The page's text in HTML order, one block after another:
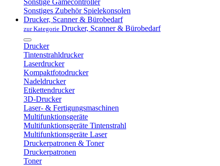
Sonstige Gamecontroller
Sonstiges Zubehör Spielekonsolen
Drucker, Scanner & Bürobedarf
zur Kategorie Drucker, Scanner & Bürobedarf
Drucker
Tintenstrahldrucker
Laserdrucker
Kompaktfotodrucker
Nadeldrucker
Etikettendrucker
3D-Drucker
Laser- & Fertigungsmaschinen
Multifunktionsgeräte
Multifunktionsgeräte Tintenstrahl
Multifunktionsgeräte Laser
Druckerpatronen & Toner
Druckerpatronen
Toner